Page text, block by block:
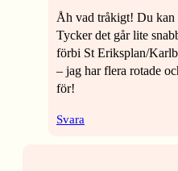
Åh vad tråkigt! Du kan
Tycker det går lite
förbi St Eriksplan/
– jag har flera rotade
för!
Svara